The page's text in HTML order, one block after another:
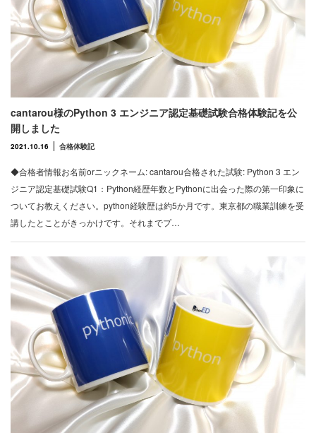
cantarou様のPython 3 エンジニア認定基礎試験合格体験記を公
開しました
2021.10.16 合格体験記
◆合格者情報お名前orニックネーム: cantarou合格された試験: Python 3 エン
ジニア認定基礎試験Q1：Python経歴年数とPythonに出会った際の第一印象に
ついてお教えください。python経験歴は約5か月です。東京都の職業訓練を受
講したとことがきっかけです。それまでプ…